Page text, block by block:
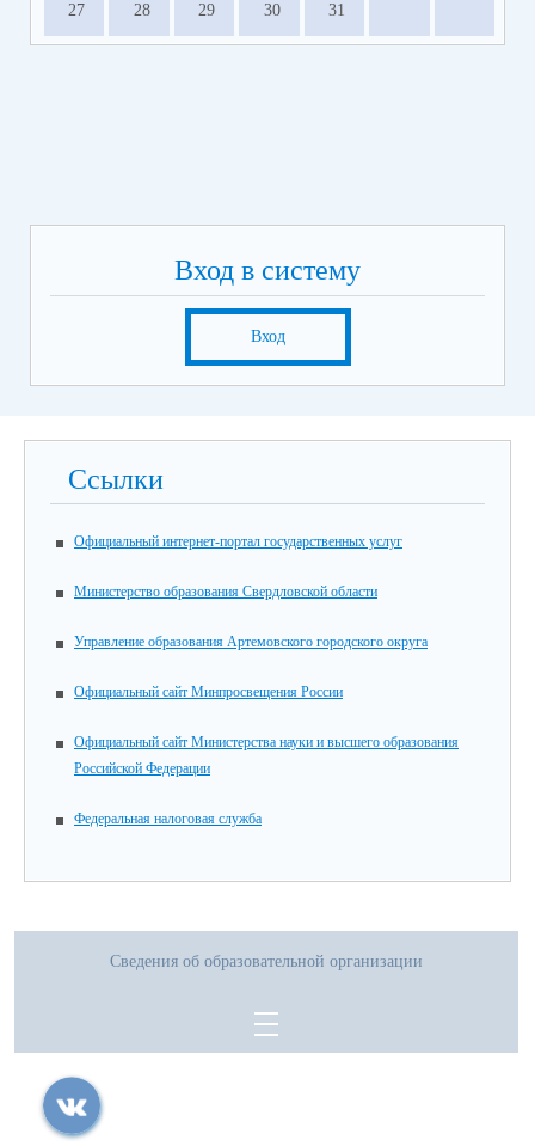
27 28 29 30 31
Вход в систему
Вход
Ссылки
Официальный интернет-портал государственных услуг
Министерство образования Свердловской области
Управление образования Артемовского городского округа
Официальный сайт Минпросвещения России
Официальный сайт Министерства науки и высшего образования
Российской Федерации
Федеральная налоговая служба
Сведения об образовательной организации